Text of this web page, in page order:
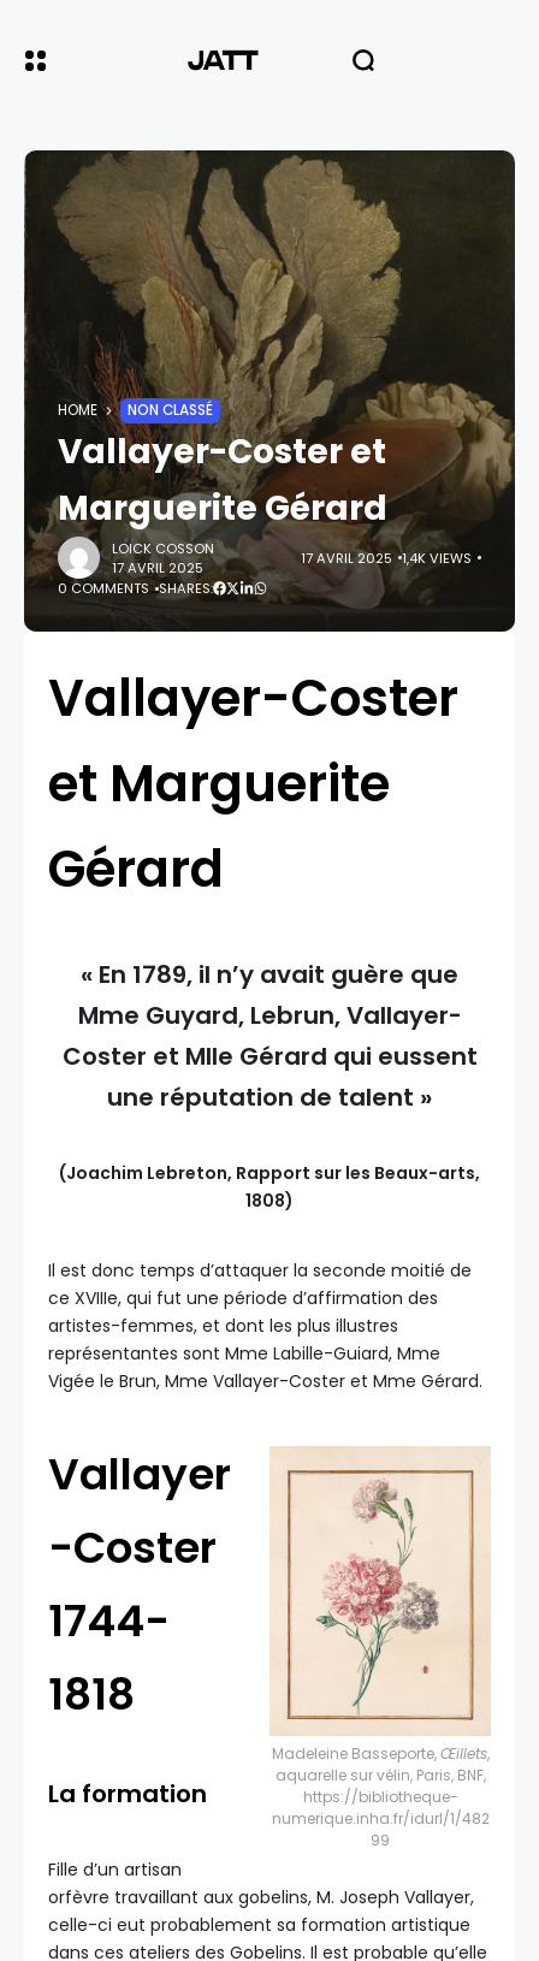
HOME NON CLASSÉ
Vallayer-Coster et
Marguerite Gérard
LOICK COSSON
17 AVRIL 2025
17 AVRIL 2025 1,4K VIEWS
0 COMMENTS SHARES:
Vallayer-Coster
et Marguerite
Gérard
« En 1789, il n’y avait guère que
Mme Guyard, Lebrun, Vallayer-
Coster et Mlle Gérard qui eussent
une réputation de talent »
(Joachim Lebreton, Rapport sur les Beaux-arts,
1808)
Il est donc temps d’attaquer la seconde moitié de
ce XVIIIe, qui fut une période d’affirmation des
artistes-femmes, et dont les plus illustres
représentantes sont Mme Labille-Guiard, Mme
Vigée le Brun, Mme Vallayer-Coster et Mme Gérard.
Madeleine Basseporte,Œillets,
aquarelle sur vélin, Paris, BNF,
https://bibliotheque-
numerique.inha.fr/idurl/1/482
99
Vallayer
-Coster
1744-
1818
La formation
Fille d’un artisan
orfèvre travaillant aux gobelins, M. Joseph Vallayer,
celle-ci eut probablement sa formation artistique
dans ces ateliers des Gobelins. Il est probable qu’elle